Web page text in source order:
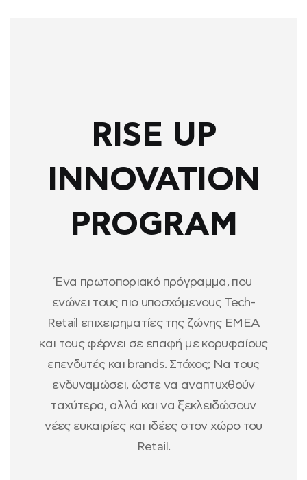
RISE UP
INNOVATION
PROGRAM
Ένα πρωτοποριακό πρόγραμμα, που
ενώνει τους πιο υποσχόμενους Tech-
Retail επιχειρηματίες της ζώνης ΕΜΕΑ
και τους φέρνει σε επαφή με κορυφαίους
επενδυτές και brands. Στόχος; Να τους
ενδυναμώσει, ώστε να αναπτυχθούν
ταχύτερα, αλλά και να ξεκλειδώσουν
νέες ευκαιρίες και ιδέες στον χώρο του
Retail.